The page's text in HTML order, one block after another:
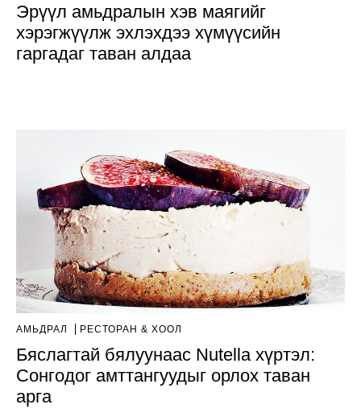
Эрүүл амьдралын хэв маягийг
хэрэгжүүлж эхлэхдээ хүмүүсийн
гаргадаг таван алдаа
АМЬДРАЛ РЕСТОРАН & ХООЛ
Бяслагтай бялуунаас Nutella хүртэл:
Сонгодог амттангуудыг орлох таван
арга